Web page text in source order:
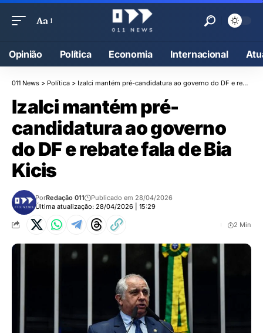
Aa
Opinião Política Economia Internacional
011 News > Política > Izalci mantém pré-candidatura ao governo do DF e rebate fala de Bia Kicis
Izalci mantém pré-
candidatura ao governo
do DF e rebate fala de Bia
Kicis
Última atualização: 28/04/2026 | 15:29
PorRedação 011 Publicado em 28/04/2026
2 Min